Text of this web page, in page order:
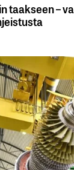
taakseen –